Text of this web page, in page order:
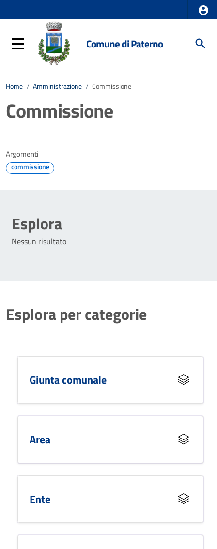
Comune di Paterno
Home / Amministrazione / Commissione
Commissione
Argomenti
commissione
Esplora
Nessun risultato
Esplora per categorie
Giunta comunale
Area
Ente